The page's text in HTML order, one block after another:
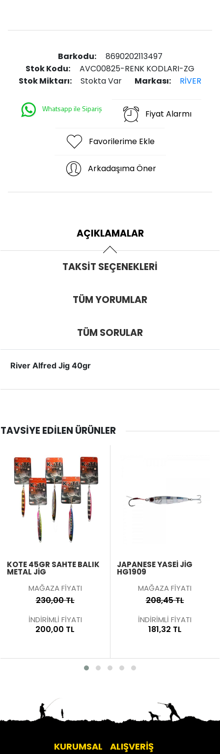
Barkodu:
8690202113497
Stok Kodu:
AVC00825-RENK KODLARI-ZG
Stok Miktarı:
Stokta Var Markası: RİVER
Whatsapp ile Sipariş Fiyat Alarmı
Favorilerime Ekle
Arkadaşıma Öner
AÇIKLAMALAR
TAKSIT SEÇENEKLERI
TÜM YORUMLAR
TÜM SORULAR
River Alfred Jig 40gr
TAVSIYE EDILEN ÜRÜNLER
KOTE 45GR SAHTE BALIK
METAL JIG
MAĞAZA FİYATI
230,00 TL
İNDİRİMLİ FİYATI
200,00 TL
JAPANESE YASEI JIG
HG1909
MAĞAZA FİYATI
208,45 TL
İNDİRİMLİ FİYATI
181,32 TL
KURUMSAL ALIŞVERİŞ